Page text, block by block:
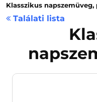
Klasszikus napszemüveg,
Találati lista